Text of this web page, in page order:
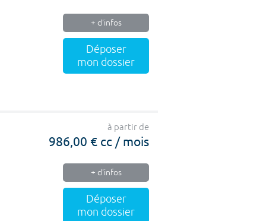
+ d'infos
Déposer
mon dossier
à partir de
986,00 € cc / mois
+ d'infos
Déposer
mon dossier